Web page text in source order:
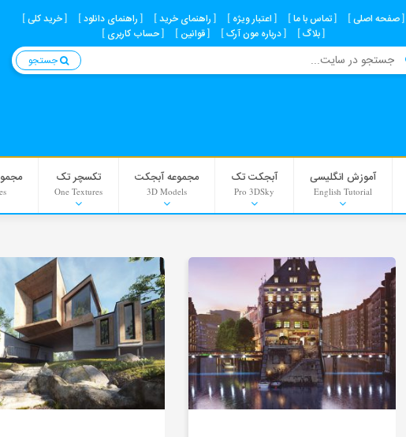
صفحه اصلی تماس با ما اعتبار ویژه راهنمای خرید راهنمای دانلود
خرید کلی
بلاگ
درباره مون آرک قوانین
حساب کاربری
آموزش انگلیسی
English Tutorial
آبجکت تک
Pro 3DSky
مجموعه آبجکت
3D Models
Interior Scenes
تکسچر تک
One Textures
Material
Background